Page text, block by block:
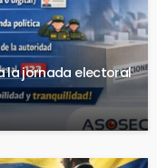
la jornada electoral